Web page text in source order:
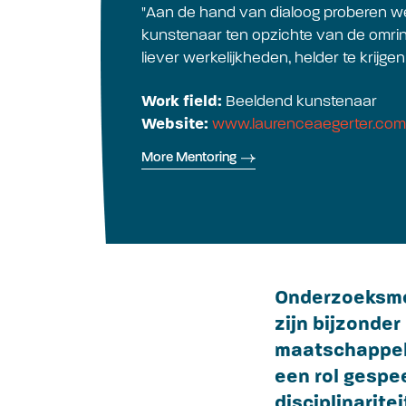
"Aan de hand van dialoog proberen
kunstenaar ten opzichte van de
liever werkelijkheden, helder te
Work field: Beeldend kunstenaar
Website: www.laurenceaegerter.com
More Mentoring
zijn
een rol